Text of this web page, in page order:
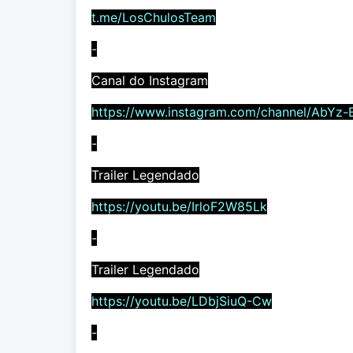
t.me/LosChulosTeam
-
Canal do Instagram
https://www.instagram.com/channel/AbYz-
-
Trailer Legendado
https://youtu.be/IrloF2W85Lk
-
Trailer Legendado
https://youtu.be/LDbjSiuQ-Cw
-